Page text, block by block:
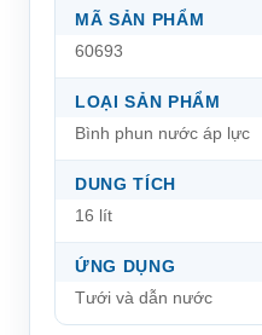
MÃ SẢN PHẨM
60693
LOẠI SẢN PHẨM
Bình phun nước áp lực
DUNG TÍCH
16 lít
ỨNG DỤNG
Tưới và dẫn nước